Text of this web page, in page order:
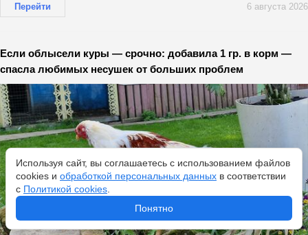
Перейти 6 августа 2026
Если облысели куры — срочно: добавила 1 гр. в корм —
спасла любимых несушек от больших проблем
Используя сайт, вы соглашаетесь с использованием файлов
cookies и обработкой персональных данных в соответствии
с Политикой cookies
Понятно